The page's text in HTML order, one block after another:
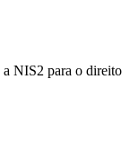
a NIS2 para o direito